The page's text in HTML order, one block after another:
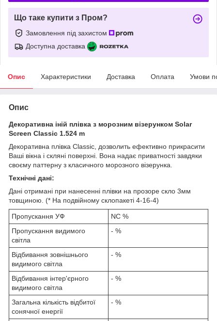
Що таке купити з Пром?
Замовлення під захистом
Доступна доставка
Опис Характеристики Доставка Оплата Умови
Опис
Декоративна іній плівка з морозним візерунком Solar
Screen Classic 1.524 m
Декоративна плівка Classic, дозволить ефективно прикрасити
Ваші вікна і скляні поверхні. Вона надає приватності завдяки
своєму паттерну з класичного морозного візерунка.
Технічні дані:
Дані отримані при нанесенні плівки на прозоре скло 3мм
товщиною. (* На подвійному склопакеті 4-16-4)
Пропускання УФ
NC %
Пропускання видимого
світла
- %
Відбивання зовнішнього
видимого світла
- %
Відбивання інтер'єрного
видимого світла
- %
Загальна кількість відбитої
сонячної енергії
- %